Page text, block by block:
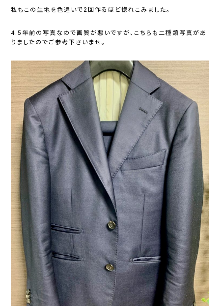
私もこの生地を色違いで2回作るほど惚れこみました。
4.5年前の写真なので画質が悪いですが、こちらも二種類写真があ
りましたのでご参考下さいませ。